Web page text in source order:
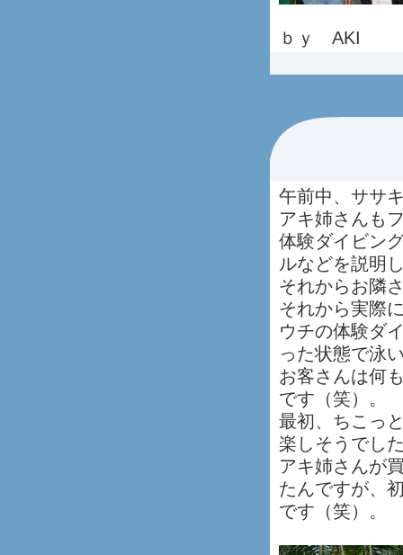
ｂｙ AKI
午前中、ササ
アキ姉さんも
体験ダイビン
ルなどを説明
それからお隣
それから実際
ウチの体験ダ
った状態で泳
お客さんは何
です（笑）。
最初、ちこっ
楽しそうでし
アキ姉さんが
たんですが、
です（笑）。